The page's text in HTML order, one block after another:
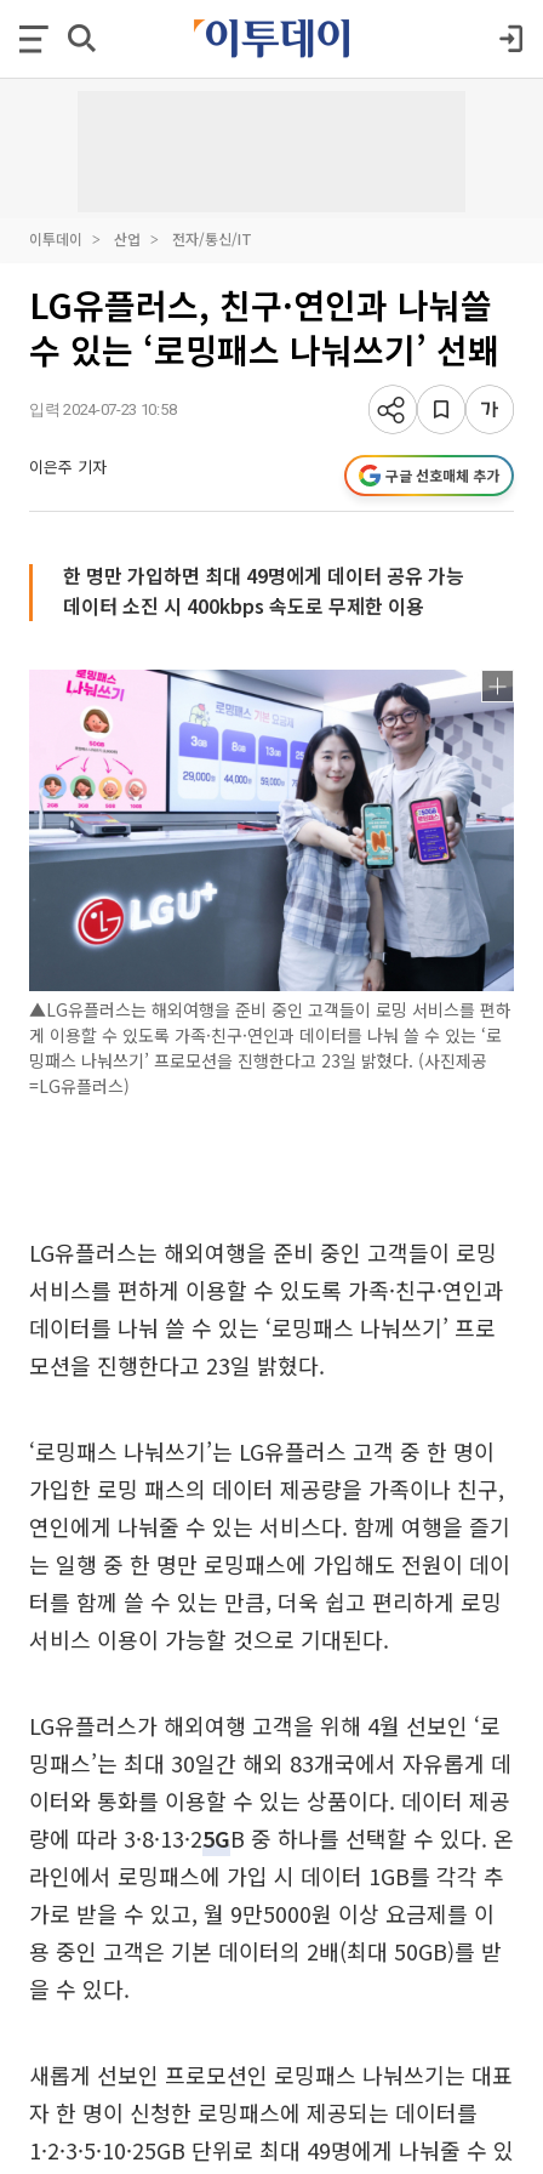
이투데이 산업 전자/통신/IT
LG유플러스, 친구·연인과 나눠쓸
수 있는 ‘로밍패스 나눠쓰기’ 선봬
입력 2024-07-23 10:58
이은주 기자 구글 선호매체 추가
한 명만 가입하면 최대 49명에게 데이터 공유 가능
데이터 소진 시 400kbps 속도로 무제한 이용
▲LG유플러스는 해외여행을 준비 중인 고객들이 로밍 서비스를 편하
게 이용할 수 있도록 가족·친구·연인과 데이터를 나눠 쓸 수 있는 ‘로
밍패스 나눠쓰기’ 프로모션을 진행한다고 23일 밝혔다. (사진제공
=LG유플러스)
LG유플러스는 해외여행을 준비 중인 고객들이 로밍
서비스를 편하게 이용할 수 있도록 가족·친구·연인과
데이터를 나눠 쓸 수 있는 ‘로밍패스 나눠쓰기’ 프로
모션을 진행한다고 23일 밝혔다.
‘로밍패스 나눠쓰기’는 LG유플러스 고객 중 한 명이
가입한 로밍 패스의 데이터 제공량을 가족이나 친구,
연인에게 나눠줄 수 있는 서비스다. 함께 여행을 즐기
는 일행 중 한 명만 로밍패스에 가입해도 전원이 데이
터를 함께 쓸 수 있는 만큼, 더욱 쉽고 편리하게 로밍
서비스 이용이 가능할 것으로 기대된다.
LG유플러스가 해외여행 고객을 위해 4월 선보인 ‘로
밍패스’는 최대 30일간 해외 83개국에서 자유롭게 데
이터와 통화를 이용할 수 있는 상품이다. 데이터 제공
량에 따라 3·8·13·25GB 중 하나를 선택할 수 있다. 온
라인에서 로밍패스에 가입 시 데이터 1GB를 각각 추
가로 받을 수 있고, 월 9만5000원 이상 요금제를 이
용 중인 고객은 기본 데이터의 2배(최대 50GB)를 받
을 수 있다.
새롭게 선보인 프로모션인 로밍패스 나눠쓰기는 대표
자 한 명이 신청한 로밍패스에 제공되는 데이터를
1·2·3·5·10·25GB 단위로 최대 49명에게 나눠줄 수 있